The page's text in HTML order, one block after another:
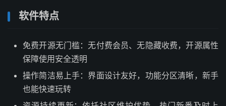
软件特点
免费开源无门槛：无付费会员、无隐藏收费，开源属性
保障使用安全透明
操作简洁易上手：界面设计友好，功能分区清晰，新手
也能快速玩转